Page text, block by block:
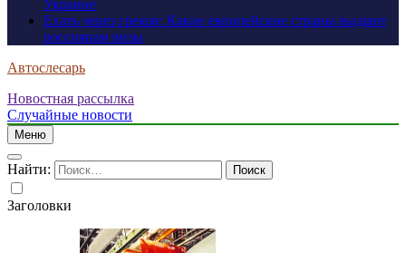
Украине
Ехать через греков: Какие европейские страны выдают
россиянам визы
Автослесарь
Новостная рассылка
Случайные новости
Меню
Найти:
Заголовки